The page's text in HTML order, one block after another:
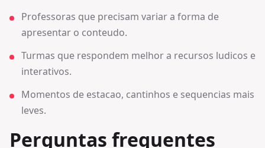
Professoras que precisam variar a forma de
apresentar o conteudo.
Turmas que respondem melhor a recursos ludicos e
interativos.
Momentos de estacao, cantinhos e sequencias mais
leves.
Perguntas frequentes